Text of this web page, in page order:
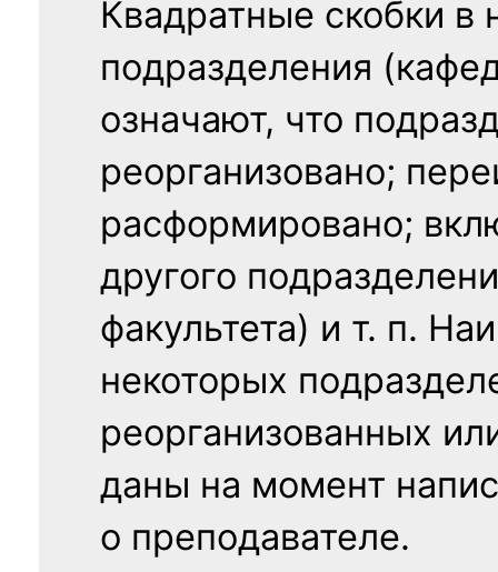
Квадратные скобки в
подразделения
означают, что
реорганизовано;
расформировано;
другого
факультета) и т. п.
некоторых
реорганизованных
даны на момент
о преподавателе.